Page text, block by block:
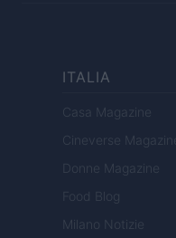
ITALIA
Casa Magazine
Cineverse Magazine
Donne Magazine
Food Blog
Milano Notizie